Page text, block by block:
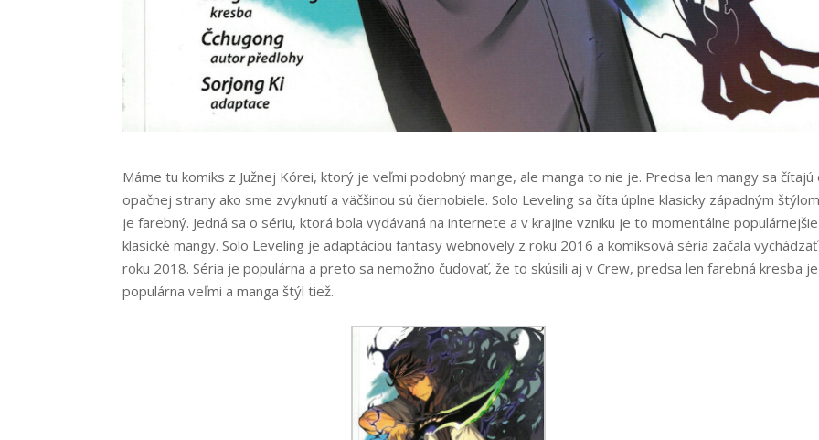
Máme tu komiks z Južnej Kórei, ktorý je veľmi podobný mange, ale manga to nie je. Predsa len mangy sa čítajú
opačnej strany ako sme zvyknutí a väčšinou sú čiernobiele. Solo Leveling sa číta úplne klasicky západným
je farebný. Jedná sa o sériu, ktorá bola vydávaná na internete a v krajine vzniku je to momentálne
klasické mangy. Solo Leveling je adaptáciou fantasy webnovely z roku 2016 a komiksová séria začala
roku 2018. Séria je populárna a preto sa nemožno čudovať, že to skúsili aj v Crew, predsa len farebná kresba je
populárna veľmi a manga štýl tiež.